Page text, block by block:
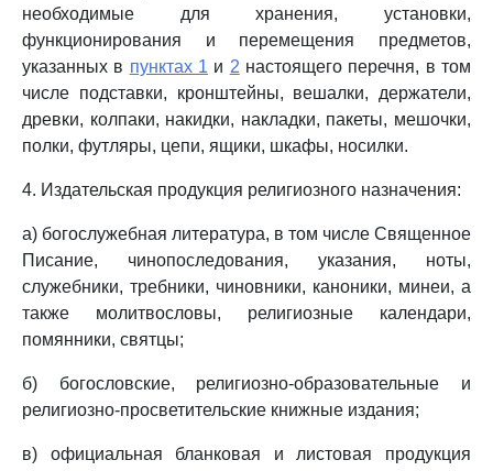
необходимые для хранения, установки,
функционирования и перемещения предметов,
указанных в пунктах 1 и 2 настоящего перечня, в том
числе подставки, кронштейны, вешалки, держатели,
древки, колпаки, накидки, накладки, пакеты, мешочки,
полки, футляры, цепи, ящики, шкафы, носилки.
4. Издательская продукция религиозного назначения:
а) богослужебная литература, в том числе Священное
Писание, чинопоследования, указания, ноты,
служебники, требники, чиновники, каноники, минеи, а
также молитвословы, религиозные календари,
помянники, святцы;
б) богословские, религиозно-образовательные и
религиозно-просветительские книжные издания;
в) официальная бланковая и листовая продукция